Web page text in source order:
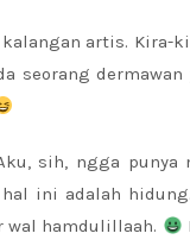
artis. Kira-
seorang
sih, ngga
ini adalah
wal hamdulillaah.